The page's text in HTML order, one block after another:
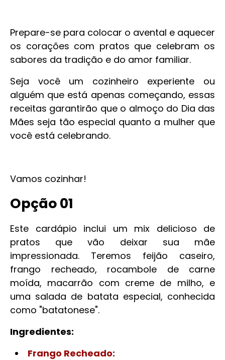
Prepare-se para colocar o avental e aquecer
os corações com pratos que celebram os
sabores da tradição e do amor familiar.
Seja você um cozinheiro experiente ou
alguém que está apenas começando, essas
receitas garantirão que o almoço do Dia das
Mães seja tão especial quanto a mulher que
você está celebrando.
Vamos cozinhar!
Opção 01
Este cardápio inclui um mix delicioso de
pratos que vão deixar sua mãe
impressionada. Teremos feijão caseiro,
frango recheado, rocambole de carne
moída, macarrão com creme de milho, e
uma salada de batata especial, conhecida
como "batatonese".
Ingredientes:
Frango Recheado: